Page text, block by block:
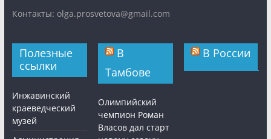
Контакты: olga.prosvetova@gmail.com
Полезные
ссылки
Инжавинский
краеведческий
музей
В
Тамбове
Олимпийский
чемпион Роман
Власов дал старт
В России